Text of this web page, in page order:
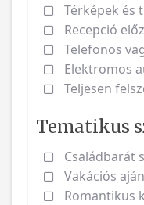
Térképek és
Recepció
Telefonos
Elektromos
Teljesen
Tematikus
Családbarát
Vakációs
Romantikus